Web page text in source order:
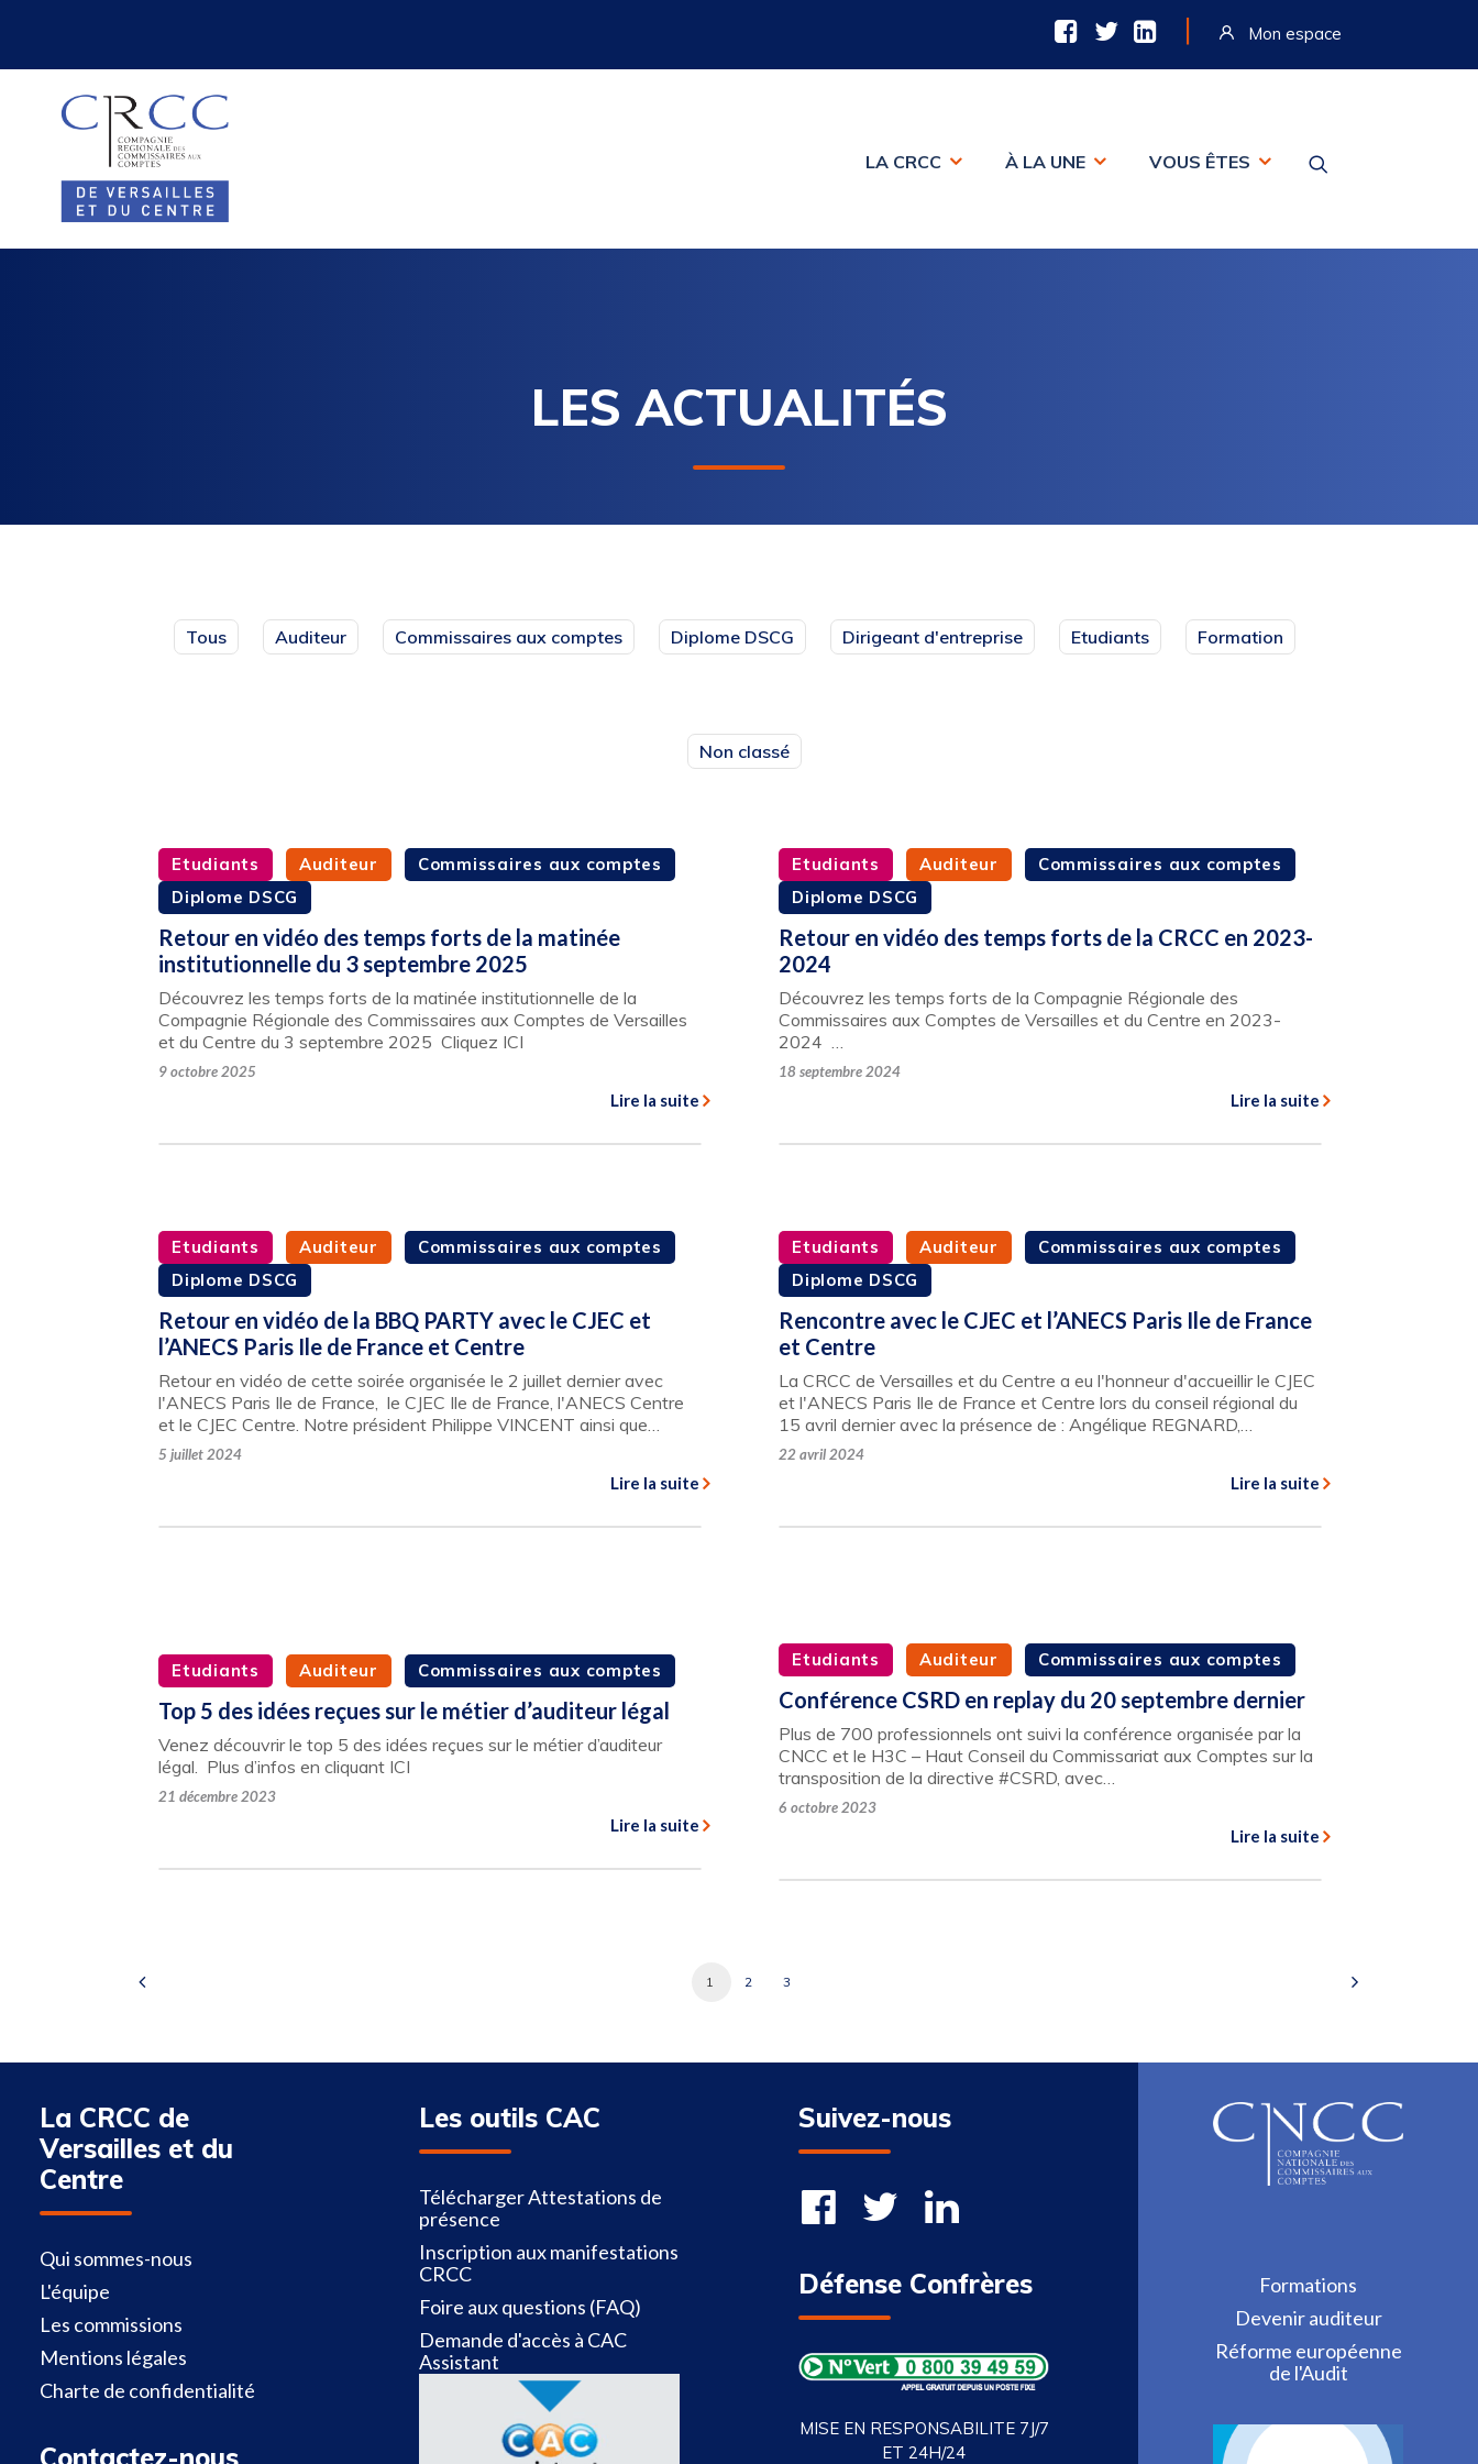
| Mon espace
LA CRCC À LA UNE VOUS ÊTES
LES ACTUALITÉS
Tous Auditeur Commissaires aux comptes Diplome DSCG Dirigeant d'entreprise Etudiants Formation
Non classé
Etudiants Auditeur
Commissaires aux comptes
Diplome DSCG
Retour en vidéo des temps forts de la matinée
institutionnelle du 3 septembre 2025
Découvrez les temps forts de la matinée institutionnelle de la
Compagnie Régionale des Commissaires aux Comptes de Versailles
et du Centre du 3 septembre 2025 Cliquez ICI
9 octobre 2025
Lire la suite
Etudiants Auditeur
Commissaires aux comptes
Diplome DSCG
Retour en vidéo des temps forts de la CRCC en 2023-
2024
Découvrez les temps forts de la Compagnie Régionale des
Commissaires aux Comptes de Versailles et du Centre en 2023-
2024 …
18 septembre 2024
Lire la suite
Etudiants Auditeur
Commissaires aux comptes
Diplome DSCG
Retour en vidéo de la BBQ PARTY avec le CJEC et
l’ANECS Paris Ile de France et Centre
Retour en vidéo de cette soirée organisée le 2 juillet dernier avec
l'ANECS Paris Ile de France, le CJEC Ile de France, l'ANECS Centre
et le CJEC Centre. Notre président Philippe VINCENT ainsi que…
5 juillet 2024
Lire la suite
Etudiants Auditeur
Commissaires aux comptes
Diplome DSCG
Rencontre avec le CJEC et l’ANECS Paris Ile de France
et Centre
La CRCC de Versailles et du Centre a eu l'honneur d'accueillir le CJEC
et l'ANECS Paris Ile de France et Centre lors du conseil régional du
15 avril dernier avec la présence de : Angélique REGNARD,…
22 avril 2024
Lire la suite
Etudiants Auditeur Commissaires aux comptes
Top 5 des idées reçues sur le métier d’auditeur légal
Venez découvrir le top 5 des idées reçues sur le métier d’auditeur
légal. Plus d’infos en cliquant ICI
21 décembre 2023
Lire la suite
Etudiants Auditeur Commissaires aux comptes
Conférence CSRD en replay du 20 septembre dernier
Plus de 700 professionnels ont suivi la conférence organisée par la
CNCC et le H3C – Haut Conseil du Commissariat aux Comptes sur la
transposition de la directive #CSRD, avec…
6 octobre 2023
Lire la suite
1 2 3
La CRCC de
Versailles et du
Centre
Qui sommes-nous
L'équipe
Les commissions
Mentions légales
Charte de confidentialité
Contactez-nous
Les outils CAC
Télécharger Attestations de
présence
Inscription aux manifestations
CRCC
Foire aux questions (FAQ)
Demande d'accès à CAC
Assistant
Suivez-nous
Défense Confrères
MISE EN RESPONSABILITE 7J/7
ET 24H/24
Formations
Devenir auditeur
Réforme européenne
de l'Audit